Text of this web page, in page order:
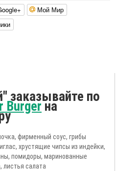
Мой Мир
заказывайте по
Burgerна
фирменный соус, грибы
хрустящие чипсы из индейки,
помидоры, маринованные
листья салата